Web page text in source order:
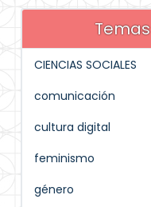
Temas
CIENCIAS SOCIALES
comunicación
cultura digital
feminismo
género